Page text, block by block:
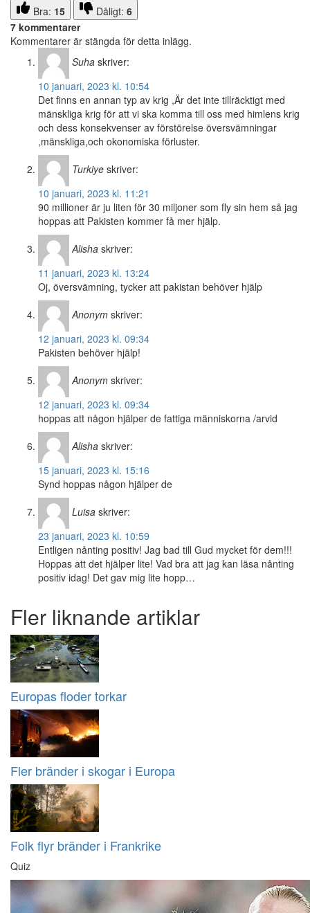
Bra: 15 Dåligt: 6
7 kommentarer
Kommentarer är stängda för detta inlägg.
Suha skriver:
10 januari, 2023 kl. 10:54
Det finns en annan typ av krig ,Är det inte tillräcktigt med
mänskliga krig för att vi ska komma till oss med himlens krig
och dess konsekvenser av förstörelse översvämningar
,mänskliga,och okonomiska förluster.
Turkiye skriver:
10 januari, 2023 kl. 11:21
90 millioner är ju liten för 30 miljoner som fly sin hem så jag
hoppas att Pakisten kommer få mer hjälp.
Alisha skriver:
11 januari, 2023 kl. 13:24
Oj, översvämning, tycker att pakistan behöver hjälp
Anonym skriver:
12 januari, 2023 kl. 09:34
Pakisten behöver hjälp!
Anonym skriver:
12 januari, 2023 kl. 09:34
hoppas att någon hjälper de fattiga människorna /arvid
Alisha skriver:
15 januari, 2023 kl. 15:16
Synd hoppas någon hjälper de
Luisa skriver:
23 januari, 2023 kl. 10:59
Entligen nånting positiv! Jag bad till Gud mycket för dem!!!
Hoppas att det hjälper lite! Vad bra att jag kan läsa nånting
positiv idag! Det gav mig lite hopp…
Fler liknande artiklar
Europas floder torkar
Fler bränder i skogar i Europa
Folk flyr bränder i Frankrike
Quiz